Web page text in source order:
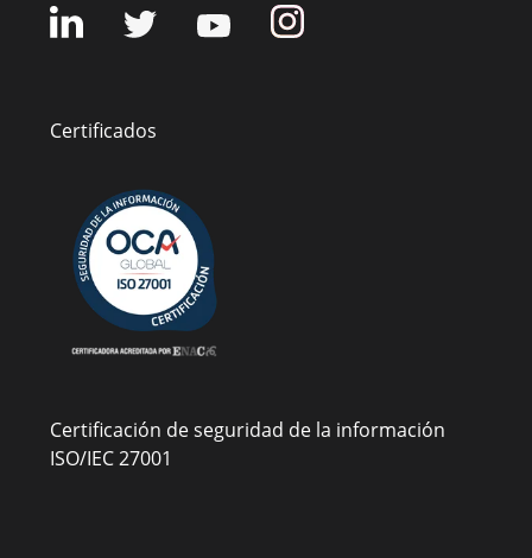
Certificados
Certificación de seguridad de la información
ISO/IEC 27001